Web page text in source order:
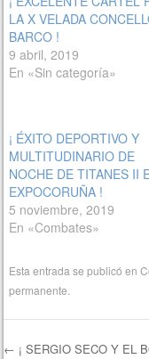
LA X VELADA
BARCO !
9 abril, 2019
En «Sin categoría»
¡ ÉXITO DEPORTIVO Y
MULTITUDINARIO DE
NOCHE DE TITANES II
EXPOCORUÑA !
5 noviembre, 2019
En «Combates»
Esta entrada se publicó en
permanente
← ¡ SERGIO SECO Y EL